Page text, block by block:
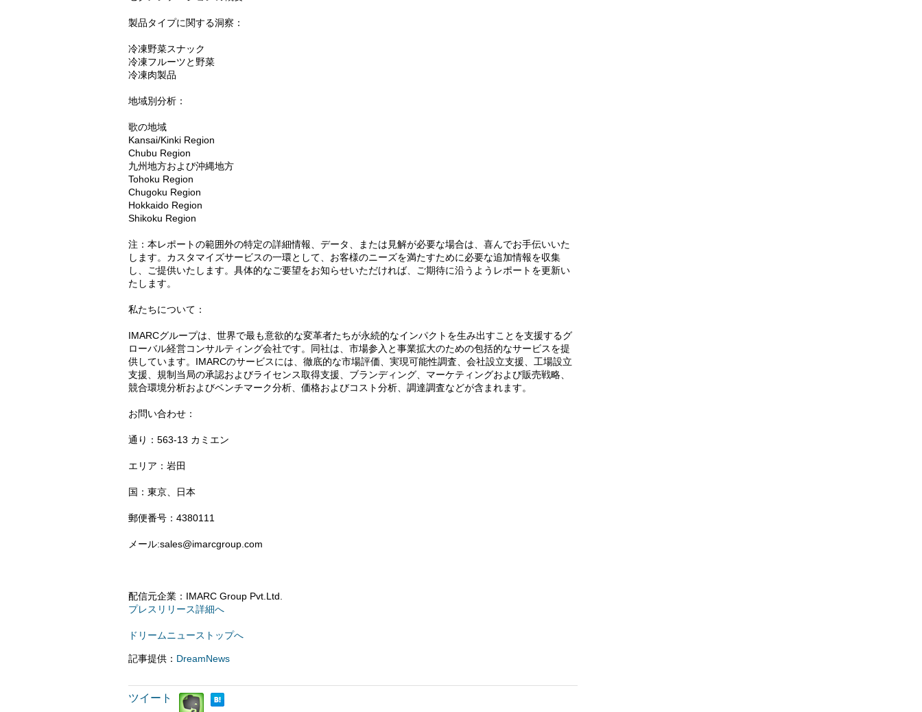
製品タイプに関する洞察：
冷凍野菜スナック
冷凍フルーツと野菜
冷凍肉製品
地域別分析：
歌の地域
Kansai/Kinki Region
Chubu Region
九州地方および沖縄地方
Tohoku Region
Chugoku Region
Hokkaido Region
Shikoku Region
注：本レポートの範囲外の特定の詳細情報、データ、または見解が必要な場合は、喜んでお手伝いいた
します。カスタマイズサービスの一環として、お客様のニーズを満たすために必要な追加情報を収集
し、ご提供いたします。具体的なご要望をお知らせいただければ、ご期待に沿うようレポートを更新い
たします。
私たちについて：
IMARCグループは、世界で最も意欲的な変革者たちが永続的なインパクトを生み出すことを支援するグ
ローバル経営コンサルティング会社です。同社は、市場参入と事業拡大のための包括的なサービスを提
供しています。IMARCのサービスには、徹底的な市場評価、実現可能性調査、会社設立支援、工場設立
支援、規制当局の承認およびライセンス取得支援、ブランディング、マーケティングおよび販売戦略、
競合環境分析およびベンチマーク分析、価格およびコスト分析、調達調査などが含まれます。
お問い合わせ：
通り：563-13 カミエン
エリア：岩田
国：東京、日本
郵便番号：4380111
メール:sales@imarcgroup.com
配信元企業：IMARC Group Pvt.Ltd.
プレスリリース詳細へ
ドリームニューストップへ
記事提供： DreamNews
ツイート